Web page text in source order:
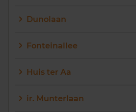
Dunolaan
Fonteinallee
Huis ter Aa
ir. Munterlaan